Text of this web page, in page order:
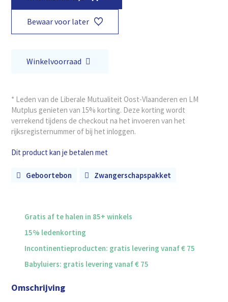
Bewaar voor later
Winkelvoorraad
* Leden van de Liberale Mutualiteit Oost-Vlaanderen en LM
Mutplus genieten van 15% korting. Deze korting wordt
verrekend tijdens de checkout na het invoeren van het
rijksregisternummer of bij het inloggen.
Dit product kan je betalen met
Geboortebon Zwangerschapspakket
Gratis af te halen in 85+ winkels
15% ledenkorting
Incontinentieproducten: gratis levering vanaf € 75
Babyluiers: gratis levering vanaf € 75
Omschrijving